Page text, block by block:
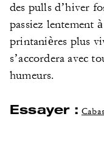
des pulls d’hiver
passiez lentement
printanières plus
s’accordera avec
humeurs.
Essayer :